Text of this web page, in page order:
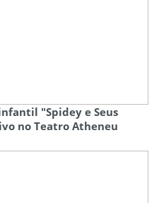
"Spidey e Seus
no Teatro Atheneu